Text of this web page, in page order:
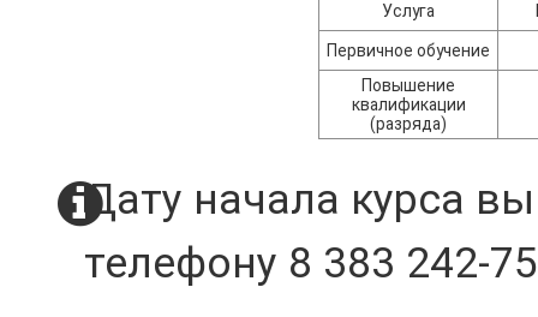
Услуга
Первичное обучение
Повышение
квалификации
(разряда)
Дату начала курса
телефону 8 383 242-